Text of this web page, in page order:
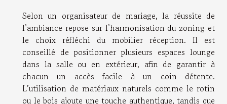
Selon un organisateur de mariage, la réussite de
l’ambiance repose sur l’harmonisation du zoning et
le choix réfléchi du mobilier réception. Il est
conseillé de positionner plusieurs espaces lounge
dans la salle ou en extérieur, afin de garantir à
chacun un accès facile à un coin détente.
L’utilisation de matériaux naturels comme le rotin
ou le bois ajoute une touche authentique, tandis que